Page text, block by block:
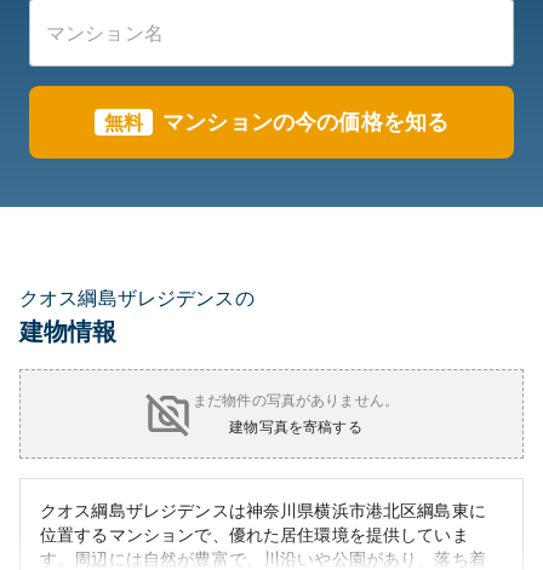
無料 マンションの今の価格を知る
クオス綱島ザレジデンスの
建物情報
まだ物件の写真がありません。
建物写真を寄稿する
クオス綱島ザレジデンスは神奈川県横浜市港北区綱島東に
位置するマンションで、優れた居住環境を提供していま
す。周辺には自然が豊富で、川沿いや公園があり、落ち着